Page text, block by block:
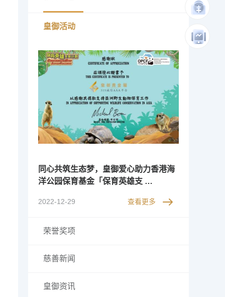
皇御活动
同心共筑生态梦，皇御爱心助力香港海
洋公园保育基金「保育英雄支 …
2022-12-29 查看更多
荣誉奖项
慈善新闻
皇御资讯